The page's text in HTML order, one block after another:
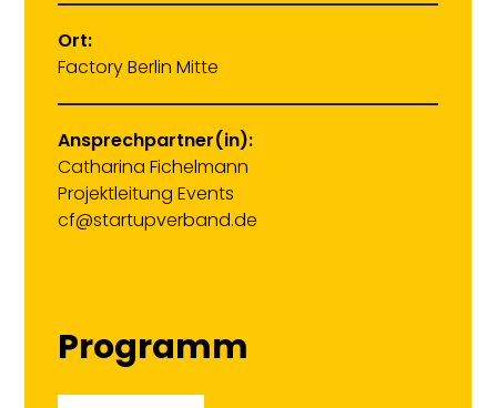
Ort:
Factory Berlin Mitte
Ansprechpartner(in):
Catharina Fichelmann
Projektleitung Events
cf@startupverband.de
Programm